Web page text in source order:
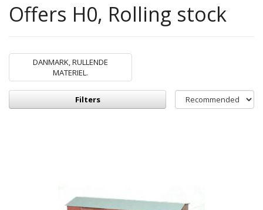
Offers H0, Rolling stock
DANMARK, RULLENDE
MATERIEL.
Filters